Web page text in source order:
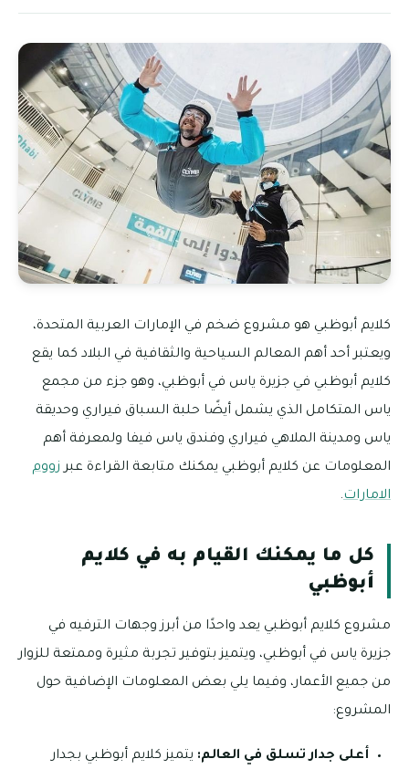
كلايم أبوظبي هو مشروع ضخم في الإمارات العربية المتحدة،
ويعتبر أحد أهم المعالم السياحية والثقافية في البلاد كما يقع
كلايم أبوظبي في جزيرة ياس في أبوظبي، وهو جزء من مجمع
ياس المتكامل الذي يشمل أيضًا حلبة السباق فيراري وحديقة
ياس ومدينة الملاهي فيراري وفندق ياس فيفا ولمعرفة أهم
المعلومات عن كلايم أبوظبي يمكنك متابعة القراءة عبر زووم
الامارات.
كل ما يمكنك القيام به في كلايم
أبوظبي
مشروع كلايم أبوظبي يعد واحدًا من أبرز وجهات الترفيه في
جزيرة ياس في أبوظبي، ويتميز بتوفير تجربة مثيرة وممتعة للزوار
من جميع الأعمار، وفيما يلي بعض المعلومات الإضافية حول
المشروع:
أعلى جدار تسلق في العالم: يتميز كلايم أبوظبي بجدار